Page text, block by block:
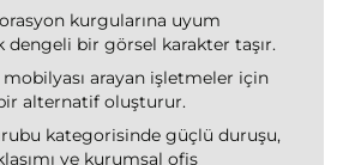
kurgularına uyum
dengeli bir görsel karakter taşır.
mobilyası arayan işletmeler için
alternatif oluşturur.
kategorisinde güçlü duruşu,
ve kurumsal ofis